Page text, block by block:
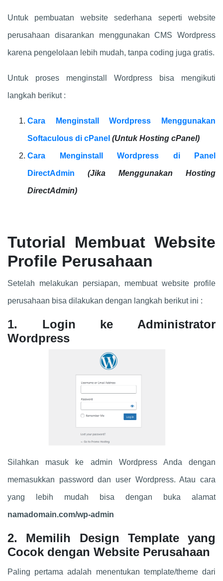
Untuk pembuatan website sederhana seperti website
perusahaan disarankan menggunakan CMS Wordpress
karena pengelolaan lebih mudah, tanpa coding juga gratis.
Untuk proses menginstall Wordpress bisa mengikuti
langkah berikut :
Cara Menginstall Wordpress Menggunakan
Softaculous di cPanel (Untuk Hosting cPanel)
Cara Menginstall Wordpress di Panel
DirectAdmin (Jika Menggunakan Hosting
DirectAdmin)
Tutorial Membuat Website
Profile Perusahaan
Setelah melakukan persiapan, membuat website profile
perusahaan bisa dilakukan dengan langkah berikut ini :
1. Login ke Administrator
Wordpress
Silahkan masuk ke admin Wordpress Anda dengan
memasukkan password dan user Wordpress. Atau cara
yang lebih mudah bisa dengan buka alamat
namadomain.com/wp-admin
2. Memilih Design Template yang
Cocok dengan Website Perusahaan
Paling pertama adalah menentukan template/theme dari